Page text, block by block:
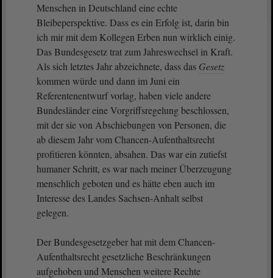
Menschen in Deutschland eine echte
Bleibeperspektive. Dass es ein Erfolg ist, darin bin
ich mir mit dem Kollegen Erben nun wirklich einig.
Das Bundesgesetz trat zum Jahreswechsel in Kraft.
Als sich letztes Jahr abzeichnete, dass das Gesetz
kommen würde und dann im Juni ein
Referentenentwurf vorlag, haben viele andere
Bundesländer eine Vorgriffsregelung beschlossen,
mit der sie von Abschiebungen von Personen, die
ab diesem Jahr vom Chancen-Aufenthaltsrecht
profitieren könnten, absahen. Das war ein zutiefst
humaner Schritt, es war nach meiner Überzeugung
menschlich geboten und es hätte eben auch im
Interesse des Landes Sachsen-Anhalt selbst
gelegen.
Der Bundesgesetzgeber hat mit dem Chancen-
Aufenthaltsrecht gesetzliche Beschränkungen
aufgehoben und Menschen weitere Rechte